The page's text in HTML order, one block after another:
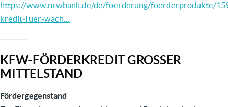
https://www.nrwbank.de/de/foerderung/foerderprodukte/
kredit-fuer-wach…
KFW-FÖRDERKREDIT GROSSER M
ITTELSTAND
Fördergegenstand